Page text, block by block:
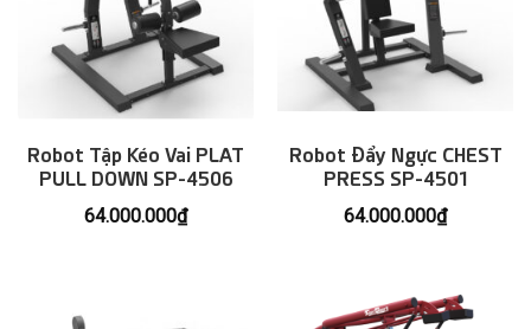
Robot Tập Kéo Vai PLAT
PULL DOWN SP-4506
64.000.000₫
Robot Đẩy Ngực CHEST
PRESS SP-4501
64.000.000₫